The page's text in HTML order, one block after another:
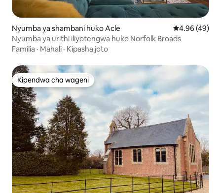
Nyumba ya shambani huko Acle Ukadiriaji wa
4.96 (49)
Nyumba ya urithi iliyotengwa huko Norfolk Broads
Familia · Mahali · Kipasha joto
Kipendwa cha wageni
Kipendwa cha wageni